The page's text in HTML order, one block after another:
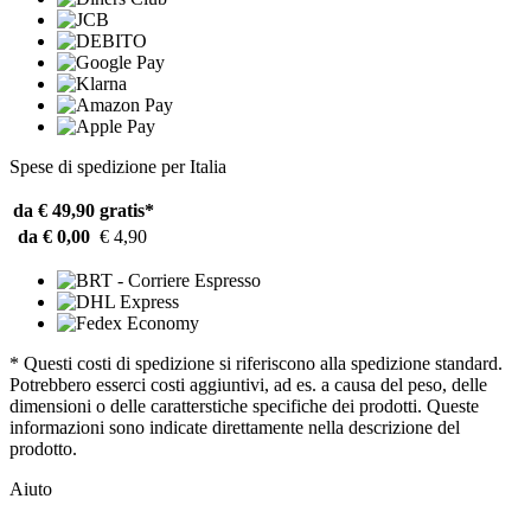
Spese di spedizione per Italia
da € 49,90 gratis*
da € 0,00 € 4,90
* Questi costi di spedizione si riferiscono alla spedizione standard.
Potrebbero esserci costi aggiuntivi, ad es. a causa del peso, delle
dimensioni o delle caratterstiche specifiche dei prodotti. Queste
informazioni sono indicate direttamente nella descrizione del
prodotto.
Aiuto